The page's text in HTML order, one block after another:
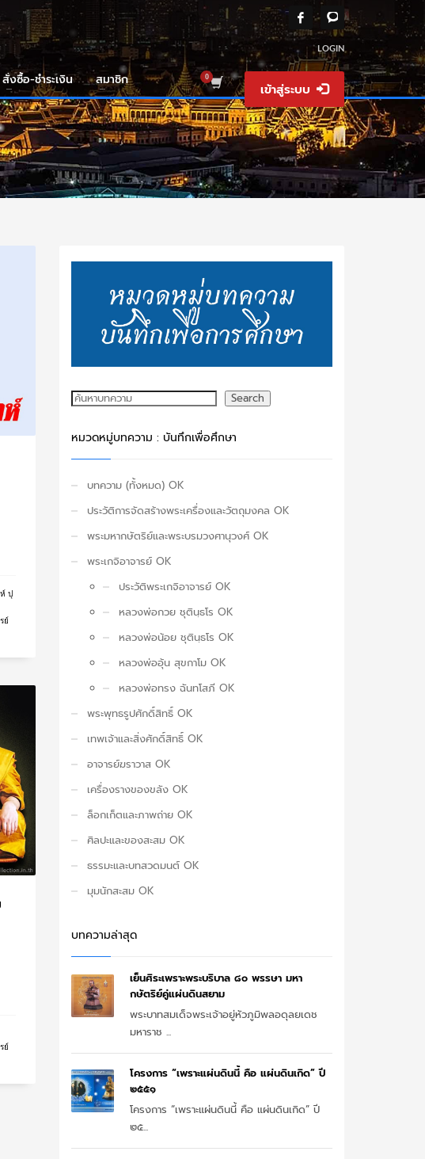
LOGIN
สั่งซื้อ-ชำระเงิน สมาชิก
เข้าสู่ระบบ
ปุ
ย์
ย์
ค้นหา Search
หมวดหมู่บทความ : บันทึกเพื่อศึกษา
บทความ (ทั้งหมด) OK
ประวัติการจัดสร้างพระเครื่องและวัตถุมงคล OK
พระมหากษัตริย์และพระบรมวงศานุวงศ์ OK
พระเกจิอาจารย์ OK
ประวัติพระเกจิอาจารย์ OK
หลวงพ่อกวย ชุตินฺธโร OK
หลวงพ่อน้อย ชุตินฺธโร OK
หลวงพ่ออุ้น สุขกาโม OK
หลวงพ่อทรง ฉันทโสภี OK
พระพุทธรูปศักดิ์สิทธิ์ OK
เทพเจ้าและสิ่งศักดิ์สิทธิ์ OK
อาจารย์ฆราวาส OK
เครื่องรางของขลัง OK
ล็อกเก็ตและภาพถ่าย OK
ศิลปะและของสะสม OK
ธรรมะและบทสวดมนต์ OK
มุมนักสะสม OK
บทความล่าสุด
เย็นศิระเพราะพระบริบาล ๘๐ พรรษา มหา
กษัตริย์คู่แผ่นดินสยาม
พระบาทสมเด็จพระเจ้าอยู่หัวภูมิพลอดุลยเดช
มหาราช ...
โครงการ “เพราะแผ่นดินนี้ คือ แผ่นดินเกิด” ปี
๒๕๕๑
โครงการ “เพราะแผ่นดินนี้ คือ แผ่นดินเกิด” ปี
๒๕...